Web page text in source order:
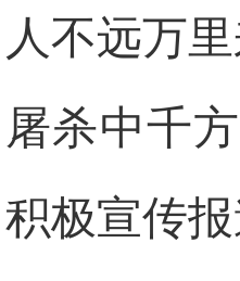
人不远万
屠杀中千
积极宣传